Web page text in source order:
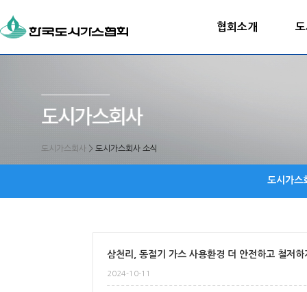
협회소개
도시가스회사 > 도시가스회사 소식
도시가스
삼천리, 동절기 가스 사용환경 더 안전하고 철저
2024-10-11